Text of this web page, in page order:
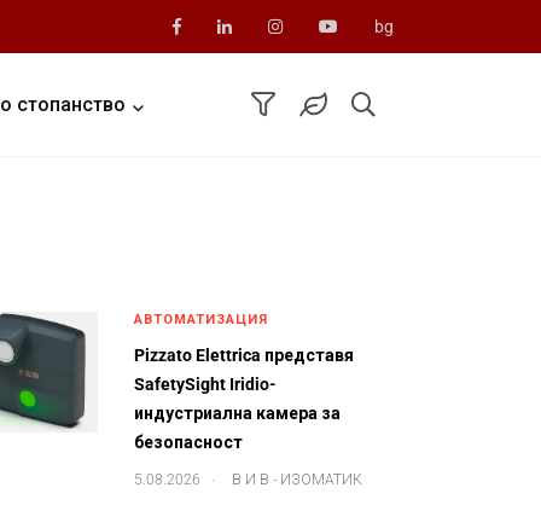
bg
стопанство
АВТОМАТИЗАЦИЯ
Pizzato Elettrica представя
SafetySight Iridio-
индустриална камера за
безопасност
5.08.2026 . В И В - ИЗОМАТИК